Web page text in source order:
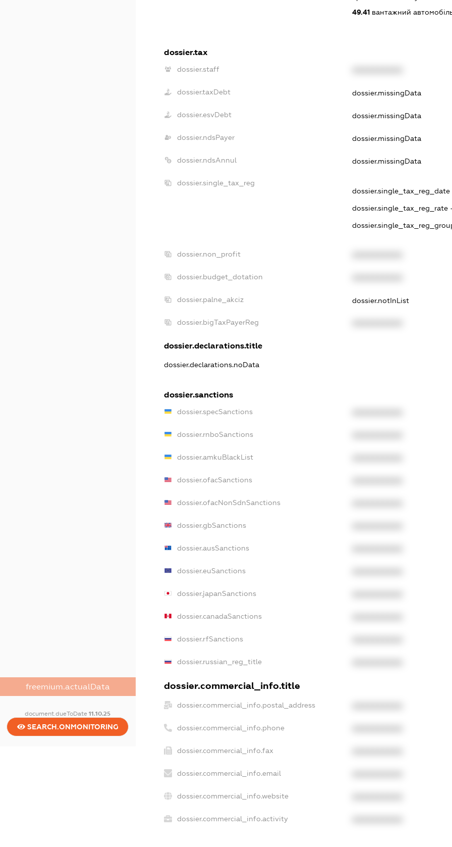
freemium.actualData
document.dueToDate11.10.25
SEARCH.ONMONITORING
49.41вантажний
dossier.tax
dossier.staff
dossier.taxDebt dossier.missingData
dossier.esvDebt dossier.missingData
dossier.ndsPayer dossier.missingData
dossier.ndsAnnul dossier.missingData
dossier.single_tax_reg
dossier.single_tax_reg_date -
dossier.single_tax_reg_rate
dossier.non_profit
dossier.budget_dotation
dossier.palne_akciz dossier.notInList
dossier.bigTaxPayerReg
dossier.declarations.title
dossier.declarations.noData
dossier.sanctions
dossier.specSanctions
dossier.rnboSanctions
dossier.amkuBlackList
dossier.ofacSanctions
dossier.ofacNonSdnSanctions
dossier.gbSanctions
dossier.ausSanctions
dossier.euSanctions
dossier.japanSanctions
dossier.canadaSanctions
dossier.rfSanctions
dossier.russian_reg_title
dossier.commercial_info.title
dossier.commercial_info.postal_address
dossier.commercial_info.phone
dossier.commercial_info.fax
dossier.commercial_info.email
dossier.commercial_info.website
dossier.commercial_info.activity